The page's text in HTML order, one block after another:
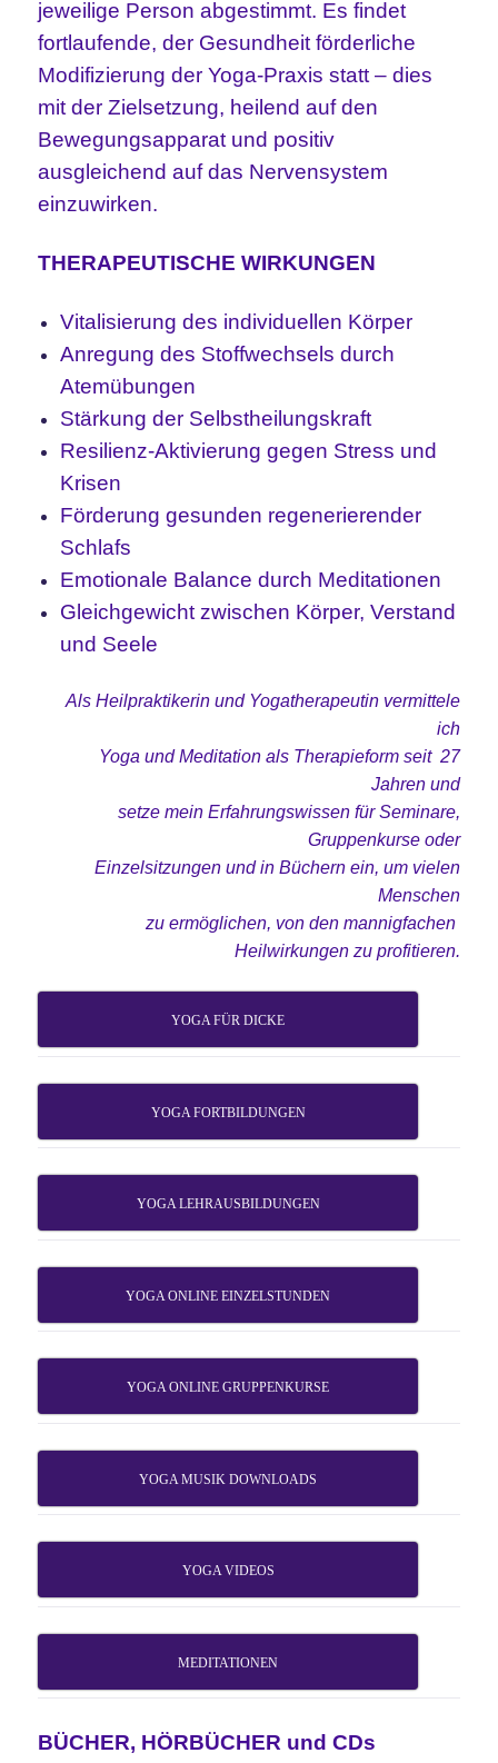
jeweilige Person abgestimmt. Es findet
fortlaufende, der Gesundheit förderliche
Modifizierung der Yoga-Praxis statt – dies
mit der Zielsetzung, heilend auf den
Bewegungsapparat und positiv
ausgleichend auf das Nervensystem
einzuwirken.
THERAPEUTISCHE WIRKUNGEN
Vitalisierung des individuellen Körper
Anregung des Stoffwechsels durch
Atemübungen
Stärkung der Selbstheilungskraft
Resilienz-Aktivierung gegen Stress und
Krisen
Förderung gesunden regenerierender
Schlafs
Emotionale Balance durch Meditationen
Gleichgewicht zwischen Körper, Verstand
und Seele
Als Heilpraktikerin und Yogatherapeutin vermittele
ich
Yoga und Meditation als Therapieform seit 27
Jahren und
setze mein Erfahrungswissen für Seminare,
Gruppenkurse oder
Einzelsitzungen und in Büchern ein, um vielen
Menschen
zu ermöglichen, von den mannigfachen
Heilwirkungenzu profitieren.
YOGA FÜR DICKE
YOGA FORTBILDUNGEN
YOGA LEHRAUSBILDUNGEN
YOGA ONLINE EINZELSTUNDEN
YOGA ONLINE GRUPPENKURSE
YOGA MUSIK DOWNLOADS
YOGA VIDEOS
MEDITATIONEN
BÜCHER, HÖRBÜCHER und CDs